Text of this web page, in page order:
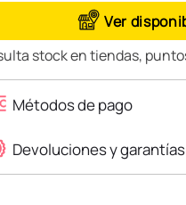
Ver
stock en tiendas,
Métodos de pago
Devoluciones y garantías